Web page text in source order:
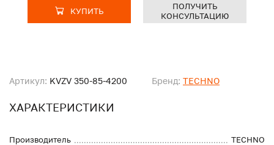
Артикул: KVZV 350-85-4200 Бренд: TECHNO
ХАРАКТЕРИСТИКИ
Производитель
TECHNO
КУПИТЬ
ПОЛУЧИТЬ
КОНСУЛЬТАЦИЮ